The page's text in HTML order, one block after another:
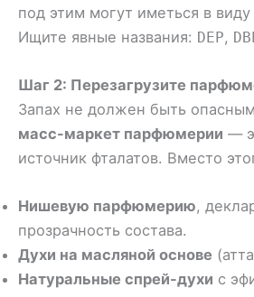
под этим могут иметься в
Ищите явные названия: DEP,
Шаг 2: Перезагрузите
Запах не должен быть
масс-маркет парфюмерии —
источник фталатов. Вместо
Нишевую парфюмерию,
прозрачность состава.
Духи на масляной основе
Натуральные спрей-духи с